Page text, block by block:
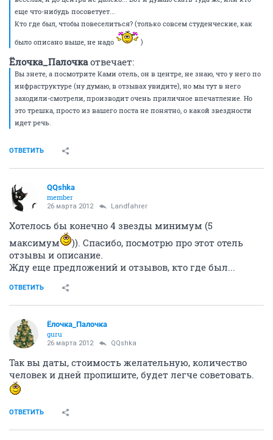
еще что-нибудь посоветует...
Кто где был, чтобы повеселиться? (только совсем студенческие, как
было описано выше, не надо
)
Ёлочка_Палочкаотвечает:
Вы знете, а посмотрите Ками отель, он в центре, не знаю, что у него по
инфраструктуре (ну думаю, в отзывах увидите), но мы тут в него
заходили-смотрели, производит очень приличное впечатление. Но
это трешка, просто из вашего поста не понятно, о какой звездности
идет речь.
ОТВЕТИТЬ
QQshka
member
26 марта 2012 Landfahrer
Хотелось бы конечно 4 звезды минимум (5
максимум
)). Спасибо, посмотрю про этот отель
отзывы и описание.
Жду еще предложений и отзывов, кто где был...
ОТВЕТИТЬ
Ёлочка_Палочка
guru
26 марта 2012 QQshka
Так вы даты, стоимость желательную, количество
человек и дней пропишите, будет легче советовать.
ОТВЕТИТЬ